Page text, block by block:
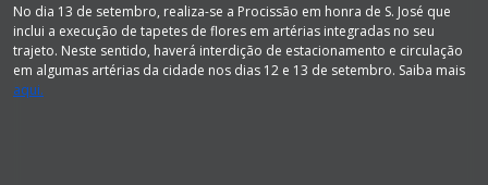
No dia 13 de setembro, realiza-se a Procissão em honra de S. José que
inclui a execução de tapetes de flores em artérias integradas no seu
trajeto. Neste sentido, haverá interdição de estacionamento e circulação
em algumas artérias da cidade nos dias 12 e 13 de setembro. Saiba mais
aqui.